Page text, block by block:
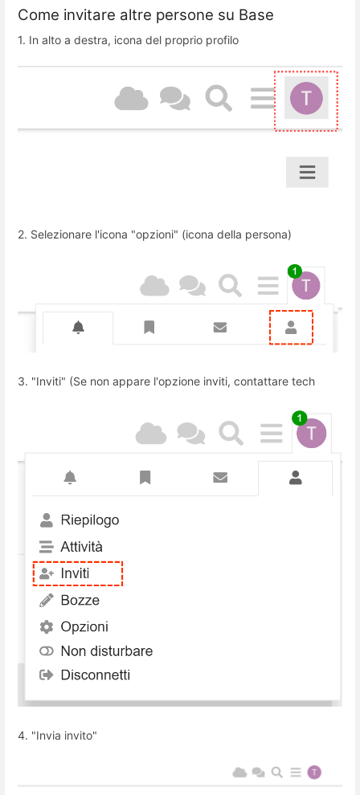
Come invitare altre persone su Base
1. In alto a destra, icona del proprio profilo
2. Selezionare l'icona "opzioni" (icona della persona)
3. "Inviti" (Se non appare l'opzione inviti, contattare tech
4. "Invia invito"